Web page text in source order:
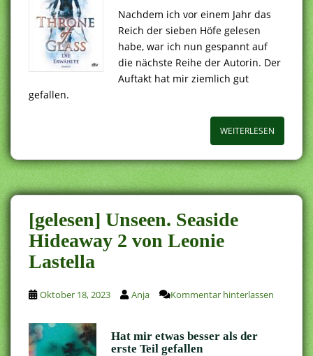
Nachdem ich vor einem Jahr das
Reich der sieben Höfe gelesen
habe, war ich nun gespannt auf
die nächste Reihe der Autorin. Der
Auftakt hat mir ziemlich gut
gefallen.
WEITERLESEN
[gelesen] Unseen. Seaside
Hideaway 2 von Leonie
Lastella
Oktober 18, 2023 Anja Kommentar hinterlassen
Hat mir etwas besser als der
erste Teil gefallen